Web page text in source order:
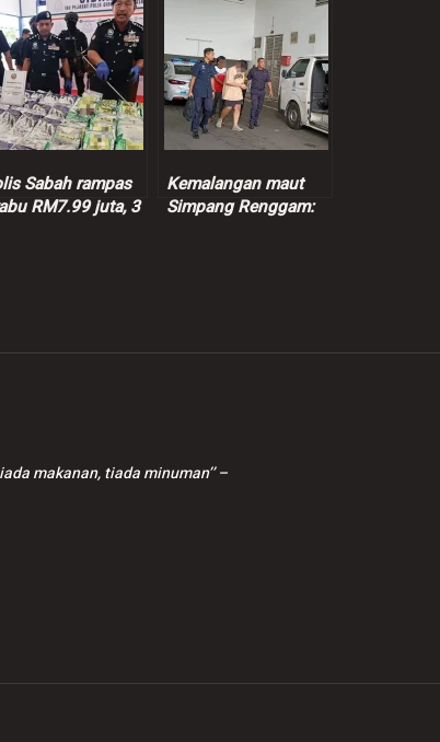
Sabah rampas
RM7.99 juta, 3
Kemalangan maut
Simpang Renggam:
makanan, tiada minuman’’ –